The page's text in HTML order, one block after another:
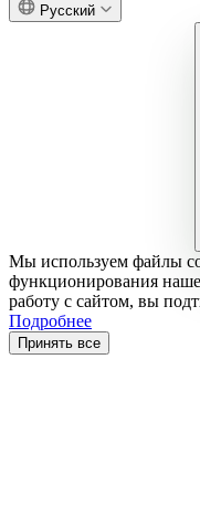
Русский
Мы используем файлы
функционирования
работу с сайтом, вы
Подробнее
Принять все